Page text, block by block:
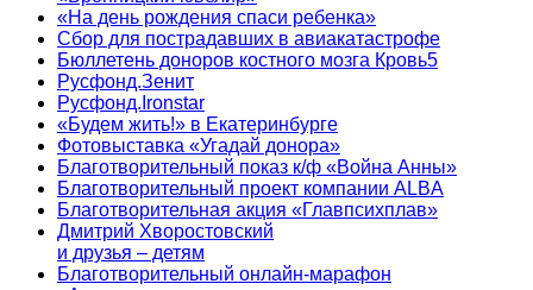
«На день рождения спаси ребенка»
Сбор для пострадавших в авиакатастрофе
Бюллетень доноров костного мозга Кровь5
Русфонд.Зенит
Русфонд.Ironstar
«Будем жить!» в Екатеринбурге
Фотовыставка «Угадай донора»
Благотворительный показ к/ф «Война Анны»
Благотворительный проект компании ALBA
Благотворительная акция «Главпсихплав»
Дмитрий Хворостовский
и друзья – детям
Благотворительный онлайн‑марафон